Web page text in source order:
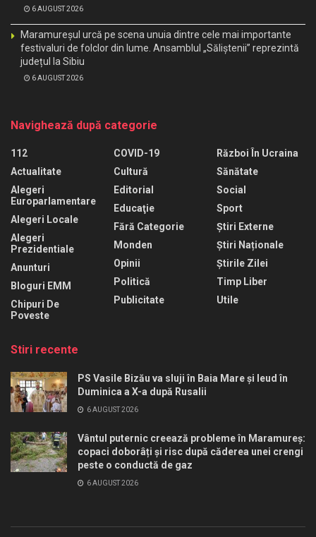
6 AUGUST 2026
Maramureșul urcă pe scena unuia dintre cele mai importante
festivaluri de folclor din lume. Ansamblul „Săliștenii” reprezintă
județul la Sibiu
6 AUGUST 2026
Navighează după categorie
112
Actualitate
Alegeri
Europarlamentare
Alegeri Locale
Alegeri
Prezidentiale
Anunturi
Bloguri EMM
Chipuri De
Poveste
COVID-19
Cultură
Editorial
Educaţie
Fără Categorie
Monden
Opinii
Politică
Publicitate
Război În Ucraina
Sănătate
Social
Sport
Știri Externe
Știri Naționale
Știrile Zilei
Timp Liber
Utile
Stiri recente
PS Vasile Bizău va sluji în Baia Mare și Ieud în
Duminica a X-a după Rusalii
6 AUGUST 2026
Vântul puternic creează probleme în Maramureș:
copaci doborâți și risc după căderea unei crengi
peste o conductă de gaz
6 AUGUST 2026